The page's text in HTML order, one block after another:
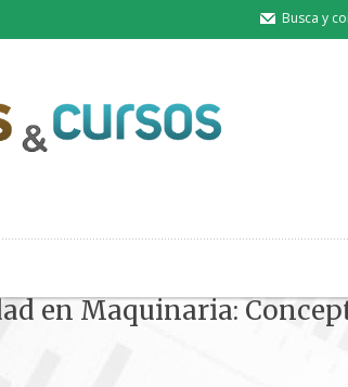
Busca y
en Maquinaria: